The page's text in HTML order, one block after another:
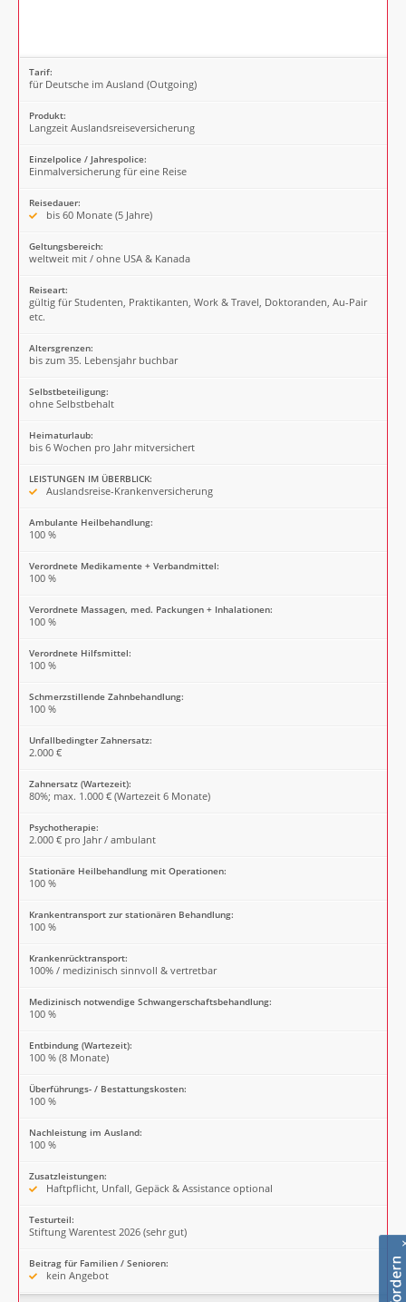
Tarif:
für Deutsche im Ausland (Outgoing)
Produkt:
Langzeit Auslandsreiseversicherung
Einzelpolice / Jahrespolice:
Einmalversicherung für eine Reise
Reisedauer:
bis 60 Monate (5 Jahre)
Geltungsbereich:
weltweit mit / ohne USA & Kanada
Reiseart:
gültig für Studenten, Praktikanten, Work & Travel, Doktoranden, Au-Pair
etc.
Altersgrenzen:
bis zum 35. Lebensjahr buchbar
Selbstbeteiligung:
ohne Selbstbehalt
Heimaturlaub:
bis 6 Wochen pro Jahr mitversichert
LEISTUNGEN IM ÜBERBLICK:
Auslandsreise-Krankenversicherung
Ambulante Heilbehandlung:
100 %
Verordnete Medikamente + Verbandmittel:
100 %
Verordnete Massagen, med. Packungen + Inhalationen:
100 %
Verordnete Hilfsmittel:
100 %
Schmerzstillende Zahnbehandlung:
100 %
Unfallbedingter Zahnersatz:
2.000 €
Zahnersatz (Wartezeit):
80%; max. 1.000 € (Wartezeit 6 Monate)
Psychotherapie:
2.000 € pro Jahr / ambulant
Stationäre Heilbehandlung mit Operationen:
100 %
Krankentransport zur stationären Behandlung:
100 %
Krankenrücktransport:
100% / medizinisch sinnvoll & vertretbar
Medizinisch notwendige Schwangerschaftsbehandlung:
100 %
Entbindung (Wartezeit):
100 % (8 Monate)
Überführungs- / Bestattungskosten:
100 %
Nachleistung im Ausland:
100 %
Zusatzleistungen:
Haftpflicht, Unfall, Gepäck & Assistance optional
Testurteil:
Stiftung Warentest 2026 (sehr gut)
Beitrag für Familien / Senioren:
kein Angebot